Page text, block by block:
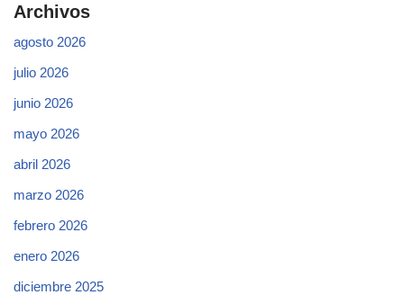
Archivos
agosto 2026
julio 2026
junio 2026
mayo 2026
abril 2026
marzo 2026
febrero 2026
enero 2026
diciembre 2025